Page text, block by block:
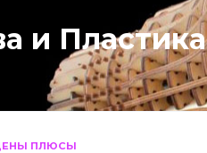
и Пластика
ПЛЮСЫ